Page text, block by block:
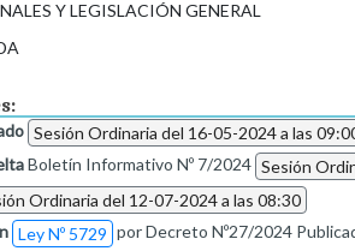
Y LEGISLACIÓN GENERAL
Sesión Ordinaria del 16-05-2024 a las
Boletín Informativo Nº 7/2024 Sesión
Ordinaria del 12-07-2024 a las 08:30
Ley Nº 5729 por Decreto Nº27/2024